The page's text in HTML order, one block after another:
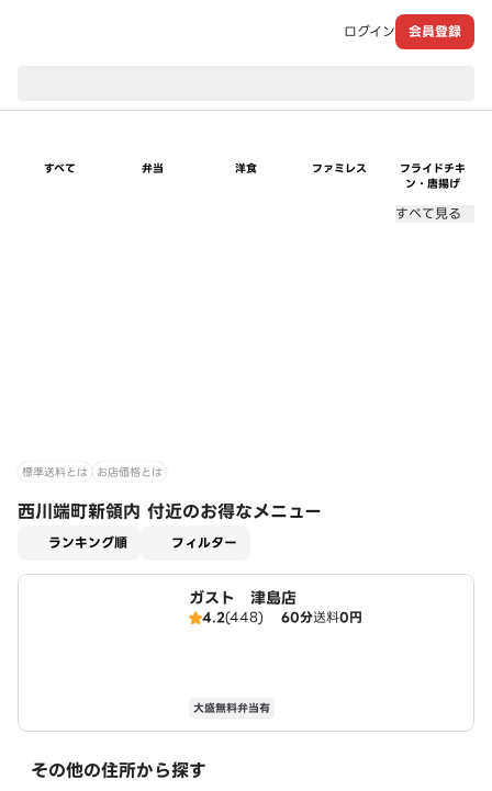
ログイン 会員登録
すべて 弁当 洋食 ファミレス
フライドチキ
ン・唐揚げ
すべて見る
標準送料とは お店価格とは
西川端町新領内 付近のお得なメニュー
ランキング順 フィルター
ガスト 津島店
4.2(448) 60分送料0円
大盛無料弁当有
その他の住所から探す